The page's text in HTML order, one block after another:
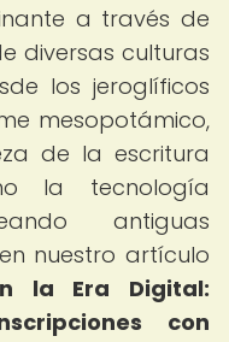
a través de
diversas culturas
los jeroglíficos
mesopotámico,
de la escritura
la tecnología
antiguas
nuestro artículo
la Era Digital:
con